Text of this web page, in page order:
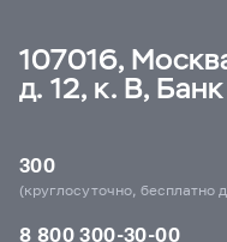
107016,
д. 12, к. В,
300
(круглосуточно, бесплатно
8 800 300-30-00